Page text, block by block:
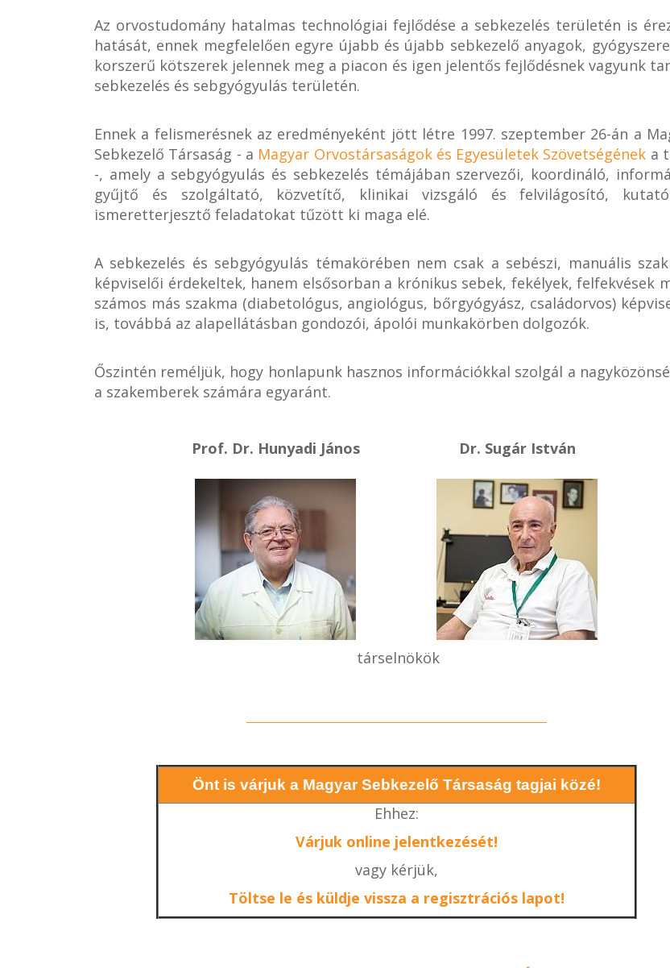
Az orvostudomány hatalmas technológiai fejlődése a sebkezelés területén is
hatását, ennek megfelelően egyre újabb és újabb sebkezelő anyagok,
korszerű kötszerek jelennek meg a piacon és igen jelentős fejlődésnek vagyunk
sebkezelés és sebgyógyulás területén.
Ennek a felismerésnek az eredményeként jött létre 1997. szeptember 26-án a
Sebkezelő Társaság - a Magyar Orvostársaságok és Egyesületek Szövetségének a
-, amely a sebgyógyulás és sebkezelés témájában szervezői, koordináló,
gyűjtő és szolgáltató, közvetítő, klinikai vizsgáló és felvilágosító,
ismeretterjesztő feladatokat tűzött ki maga elé.
A sebkezelés és sebgyógyulás témakörében nem csak a sebészi, manuális
képviselői érdekeltek, hanem elsősorban a krónikus sebek, fekélyek, felfekvések
számos más szakma (diabetológus, angiológus, bőrgyógyász, családorvos)
is, továbbá az alapellátásban gondozói, ápolói munkakörben dolgozók.
Őszintén reméljük, hogy honlapunk hasznos információkkal szolgál a
a szakemberek számára egyaránt.
Prof. Dr. Hunyadi János Dr. Sugár István
társelnökök
Önt is várjuk a Magyar Sebkezelő Társaság tagjai közé!
Ehhez:
Várjuk online jelentkezését!
vagy kérjük,
Töltse le és küldje vissza a regisztrációs lapot!